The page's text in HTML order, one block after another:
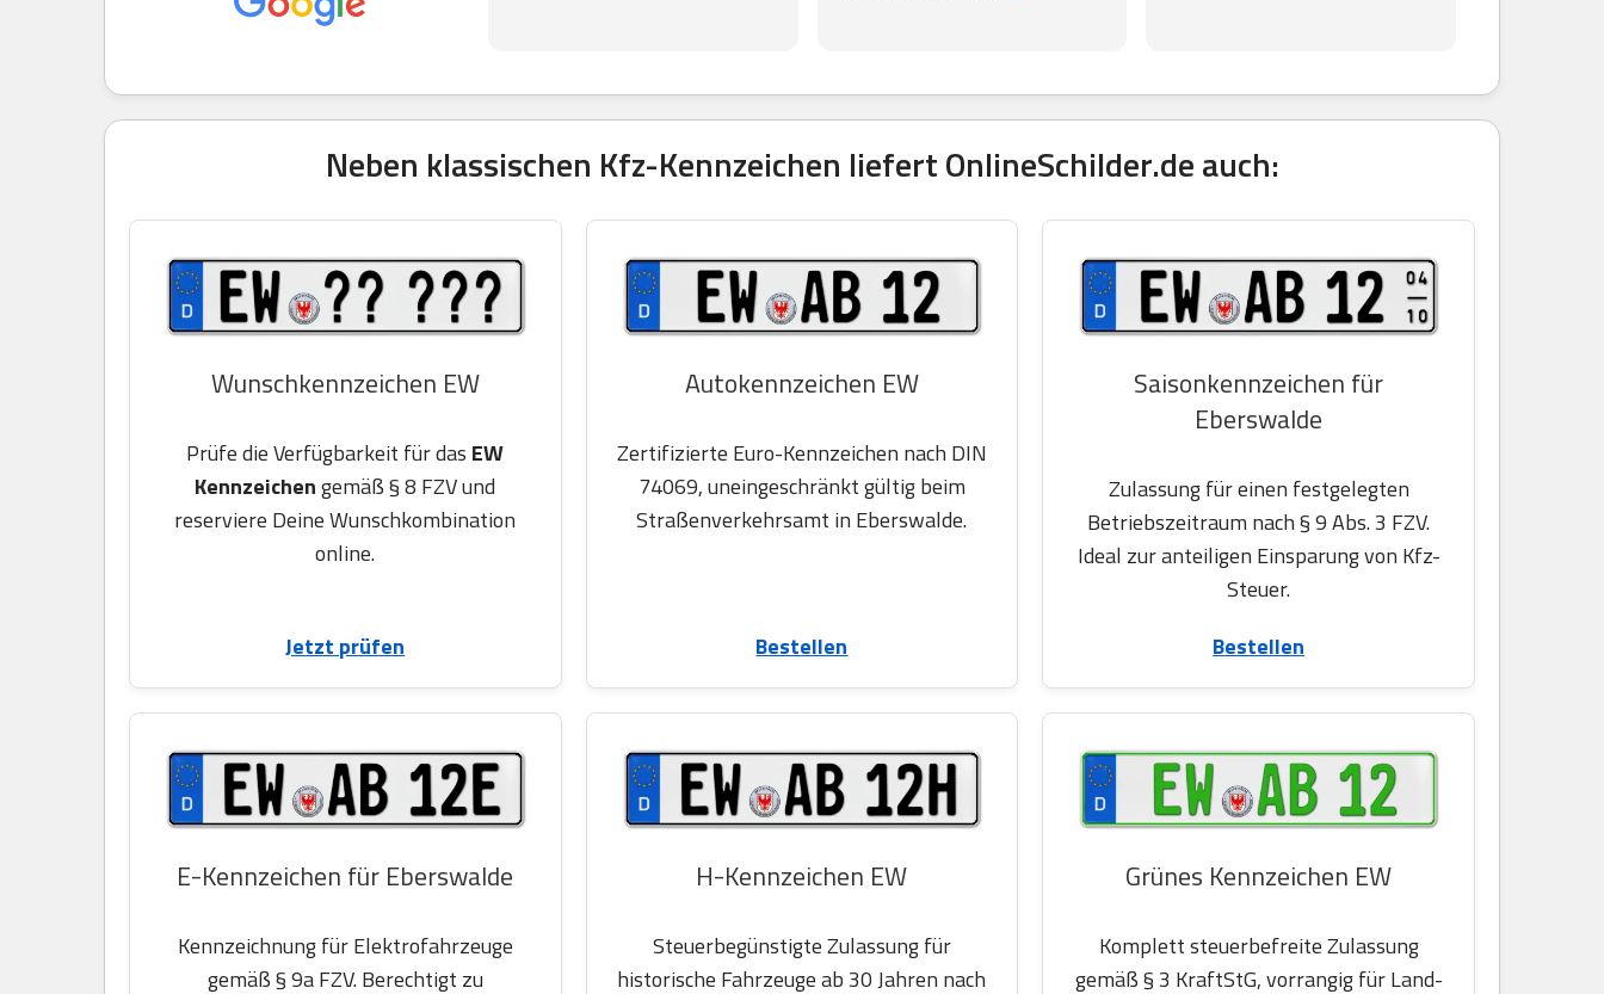
Neben klassischen Kfz-Kennzeichen liefert OnlineSchilder.de auch:
Wunschkennzeichen EW
Prüfe die Verfügbarkeit für das EW
Kennzeichengemäß § 8 FZV und
reserviere Deine Wunschkombination
online.
Jetzt prüfen
Autokennzeichen EW
Zertifizierte Euro-Kennzeichen nach DIN
74069, uneingeschränkt gültig beim
Straßenverkehrsamt in Eberswalde.
Bestellen
Saisonkennzeichen für
Eberswalde
Zulassung für einen festgelegten
Betriebszeitraum nach § 9 Abs. 3 FZV.
Ideal zur anteiligen Einsparung von Kfz-
Steuer.
Bestellen
E-Kennzeichen für Eberswalde
Kennzeichnung für Elektrofahrzeuge
gemäß § 9a FZV. Berechtigt zu
H-Kennzeichen EW
Steuerbegünstigte Zulassung für
historische Fahrzeuge ab 30 Jahren nach
Grünes Kennzeichen EW
Komplett steuerbefreite Zulassung
gemäß § 3 KraftStG, vorrangig für Land-